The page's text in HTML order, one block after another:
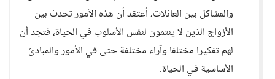
والمشاكل بين العائلات، أعتقد أن هذه الأمور تحدث بين
الأزواج الذين لا ينتمون لنفس الأسلوب في الحياة، فتجد أن
لهم تفكيرا مختلفا وآراء مختلفة حتى في الأمور والمبادئ
الأساسية في الحياة.